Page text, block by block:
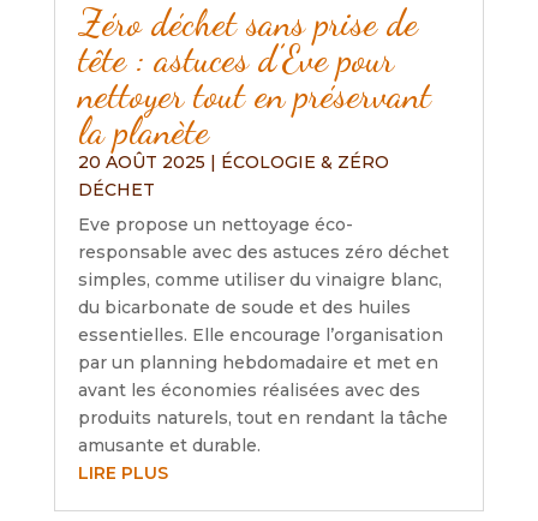
Zéro déchet sans prise de
tête : astuces d’Eve pour
nettoyer tout en préservant
la planète
20 AOÛT 2025
ÉCOLOGIE & ZÉRO
DÉCHET
Eve propose un nettoyage éco-
responsable avec des astuces zéro déchet
simples, comme utiliser du vinaigre blanc,
du bicarbonate de soude et des huiles
essentielles. Elle encourage l’organisation
par un planning hebdomadaire et met en
avant les économies réalisées avec des
produits naturels, tout en rendant la tâche
amusante et durable.
LIRE PLUS